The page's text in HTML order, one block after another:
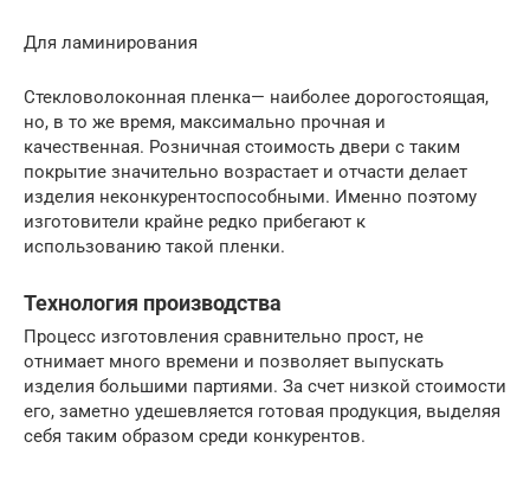
Для ламинирования
Стекловолоконная пленка— наиболее дорогостоящая,
но, в то же время, максимально прочная и
качественная. Розничная стоимость двери с таким
покрытие значительно возрастает и отчасти делает
изделия неконкурентоспособными. Именно поэтому
изготовители крайне редко прибегают к
использованию такой пленки.
Технология производства
Процесс изготовления сравнительно прост, не
отнимает много времени и позволяет выпускать
изделия большими партиями. За счет низкой стоимости
его, заметно удешевляется готовая продукция, выделяя
себя таким образом среди конкурентов.